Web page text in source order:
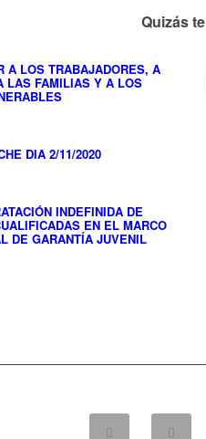
Quizás
A LOS TRABAJADORES, A
LAS FAMILIAS Y A LOS
DIA 2/11/2020
INDEFINIDA DE
EN EL MARCO
DE GARANTÍA JUVENIL